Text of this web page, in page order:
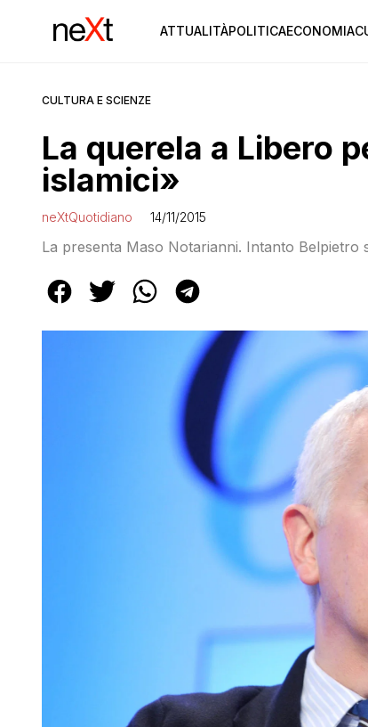
ATTUALITÀPOLITICAECONOMIA
CULTURA E SCIENZE
La querela a Libero
islamici»
neXtQuotidiano 14/11/2015
La presenta Maso Notarianni. Intanto Belpietro